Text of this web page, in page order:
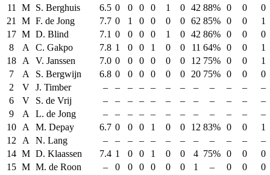
11
M S. Berghuis 6.5 0 0 0 0 1 0 42 88% 0 0
0
21
M F. de Jong 7.7 0 1 0 0 0 0 62 85% 0 0
1
17 M D. Blind 7.1 0 0 0 0 1 0 42 86% 0 0
0
8
A C. Gakpo 7.8 1 0 0 1 0 0 11 64% 0 0
1
18
A V. Janssen 7.0 0 0 0 0 0 0 12 75% 0 0
1
7
A S. Bergwijn 6.8 0 0 0 0 0 0 20 75% 0 0
0
2
V J. Timber – – – – – – – – – – –
–
6
V S. de Vrij – – – – – – – – – – –
–
9
A L. de Jong – – – – – – – – – – –
–
10
A M. Depay 6.7 0 0 0 1 0 0 12 83% 0 0
1
12
A N. Lang – – – – – – – – – – –
–
14 M D. Klaassen 7.4 1 0 0 1 0 0 4 75% 0 0
0
15 M M. de Roon – 0 0 0 0 0 0 1 – 0 0
0